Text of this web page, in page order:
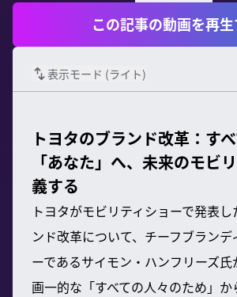
この記事の動画を再生
表示モード (ライト)
トヨタのブランド改革：す
「あなた」へ、未来のモビ
義する
トヨタがモビリティショーで発表
ンド改革について、チーフブラン
ーであるサイモン・ハンフリーズ氏
画一的な「すべての人々のため」か